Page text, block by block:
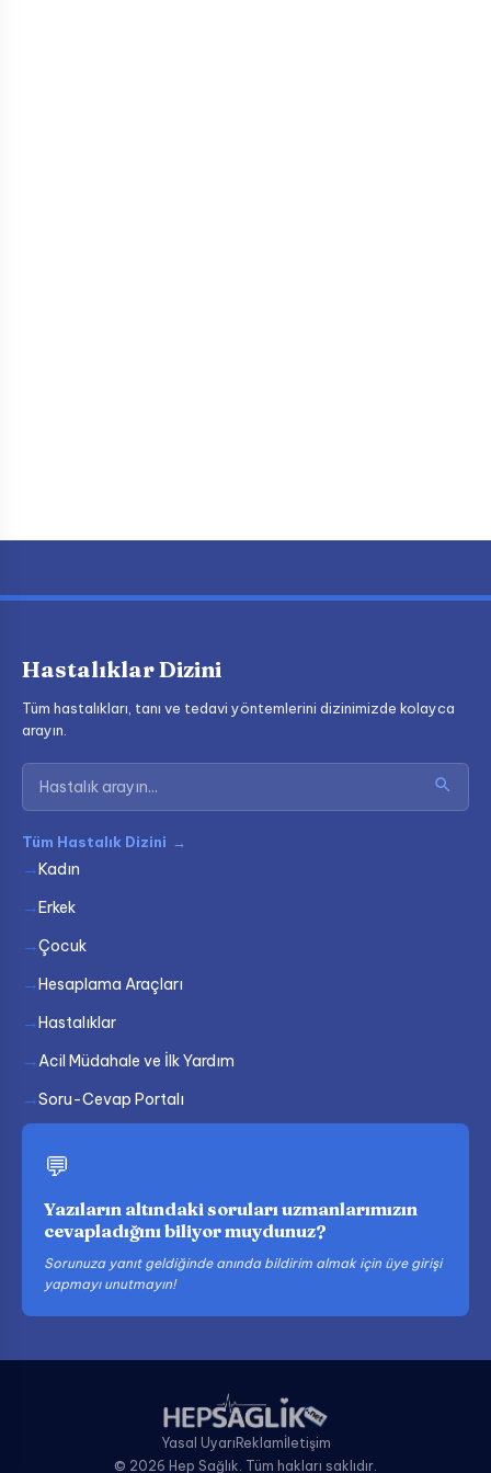
Hastalıklar Dizini
Tüm hastalıkları, tanı ve tedavi yöntemlerini dizinimizde kolayca
arayın.
Tüm Hastalık Dizini →
Kadın
Erkek
Çocuk
Hesaplama Araçları
Hastalıklar
Acil Müdahale ve İlk Yardım
Soru-Cevap Portalı
💬
Yazıların altındaki soruları uzmanlarımızın
cevapladığını biliyor muydunuz?
Sorunuza yanıt geldiğinde anında bildirim almak için üye girişi
yapmayı unutmayın!
Yasal Uyarı Reklamİletişim
© 2026 Hep Sağlık. Tüm hakları saklıdır.